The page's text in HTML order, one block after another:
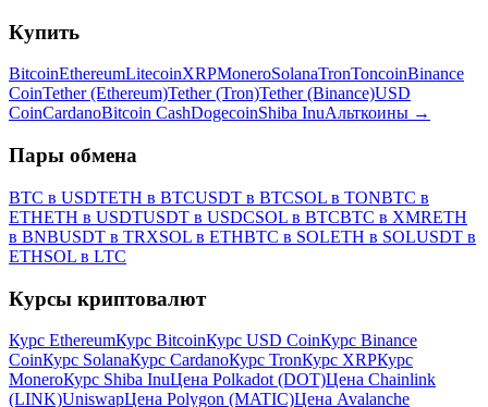
Купить
BitcoinEthereumLitecoinXRPMoneroSolanaTronToncoinBinance
CoinTether (Ethereum)Tether (Tron)Tether (Binance)USD
CoinCardanoBitcoin CashDogecoinShiba InuАльткоины →
Пары обмена
BTC в USDTETH в BTCUSDT в BTCSOL в TONBTC в
ETHETH в USDTUSDT в USDCSOL в BTCBTC в XMRETH
в BNBUSDT в TRXSOL в ETHBTC в SOLETH в SOLUSDT в
ETHSOL в LTC
Курсы криптовалют
Курс EthereumКурс BitcoinКурс USD CoinКурс Binance
CoinКурс SolanaКурс CardanoКурс TronКурс XRPКурс
MoneroКурс Shiba InuЦена Polkadot (DOT)Цена Chainlink
(LINK)UniswapЦена Polygon (MATIC)Цена Avalanche